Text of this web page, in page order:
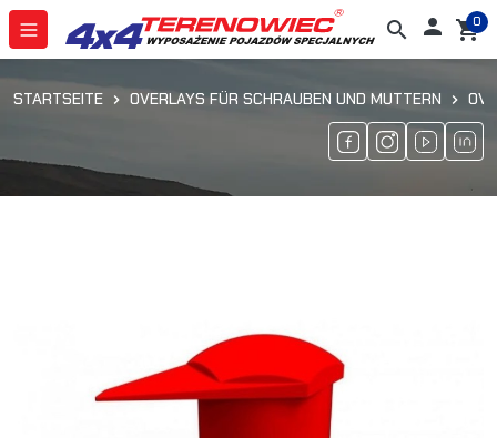
search  shopping_cart
0
STARTSEITE OVERLAYS FÜR SCHRAUBEN UND MUTTERN